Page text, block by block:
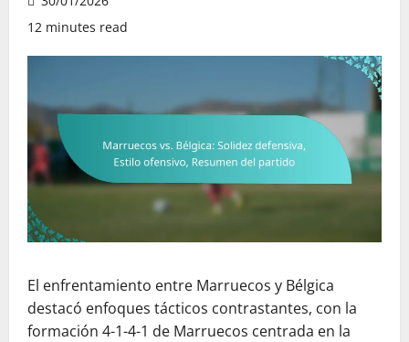
12 minutes read
El enfrentamiento entre Marruecos y Bélgica
destacó enfoques tácticos contrastantes, con la
formación 4-1-4-1 de Marruecos centrada en la